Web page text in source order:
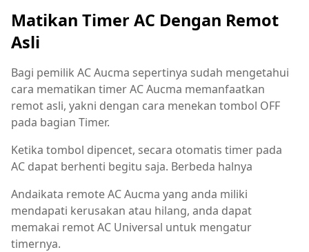
Matikan Timer AC Dengan Remot
Asli
Bagi pemilik AC Aucma sepertinya sudah mengetahui
cara mematikan timer AC Aucma memanfaatkan
remot asli, yakni dengan cara menekan tombol OFF
pada bagian Timer.
Ketika tombol dipencet, secara otomatis timer pada
AC dapat berhenti begitu saja. Berbeda halnya
Andaikata remote AC Aucma yang anda miliki
mendapati kerusakan atau hilang, anda dapat
memakai remot AC Universal untuk mengatur
timernya.